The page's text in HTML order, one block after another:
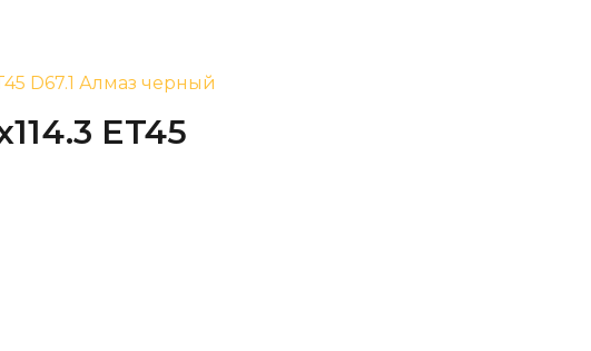
D67.1 Алмаз черный
ET45